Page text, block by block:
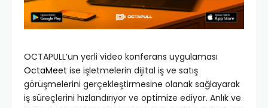
OCTAPULL’un yerli video konferans uygulaması
OctaMeet ise işletmelerin dijital iş ve satış
görüşmelerini gerçekleştirmesine olanak sağlayarak
iş süreçlerini hızlandırıyor ve optimize ediyor. Anlık ve